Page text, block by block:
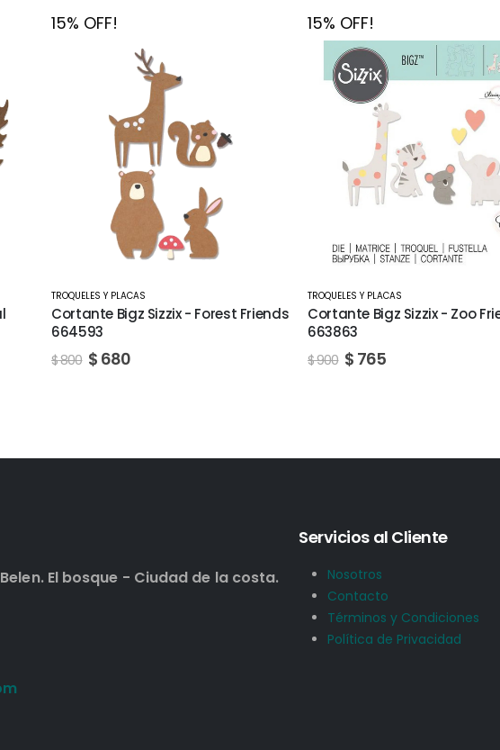
15% OFF!
TROQUELES Y PLACAS
Cortante Bigz Sizzix - Zoo Friends
663863
$900 $ 765
15% OFF!
TROQUELES Y PLACAS
Cortante Framelits Sizzix -
Scallop 8 piezas 657552
$1.710 $ 1.454
El bosque - Ciudad de la costa.
Servicios al Cliente
Nosotros
Contacto
Términos y Condiciones
Política de Privacidad